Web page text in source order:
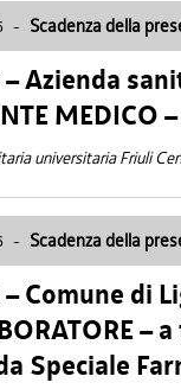
- Scadenza della
Azienda
MEDICO
universitaria Friuli
- Scadenza della
Comune di
–
Speciale